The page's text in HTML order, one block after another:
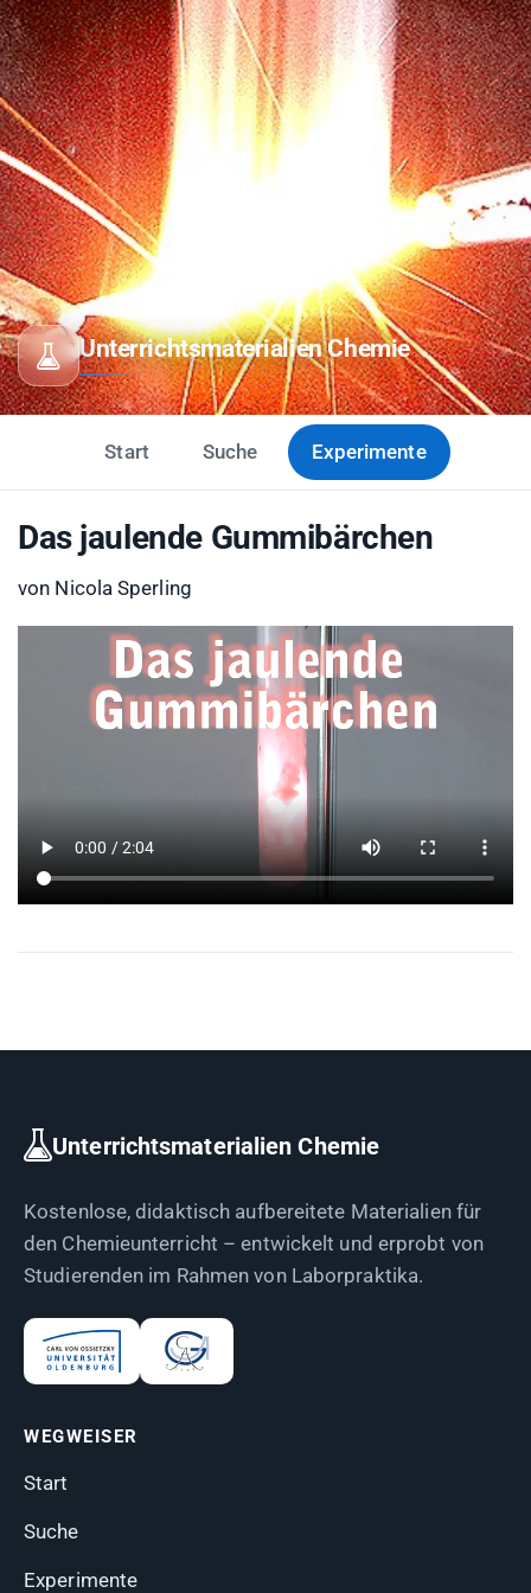
Unterrichtsmaterialien Chemie
Start Suche Experimente
Das jaulende Gummibärchen
von Nicola Sperling
Unterrichtsmaterialien Chemie
Kostenlose, didaktisch aufbereitete Materialien für
den Chemieunterricht – entwickelt und erprobt von
Studierenden im Rahmen von Laborpraktika.
WEGWEISER
Start
Suche
Experimente